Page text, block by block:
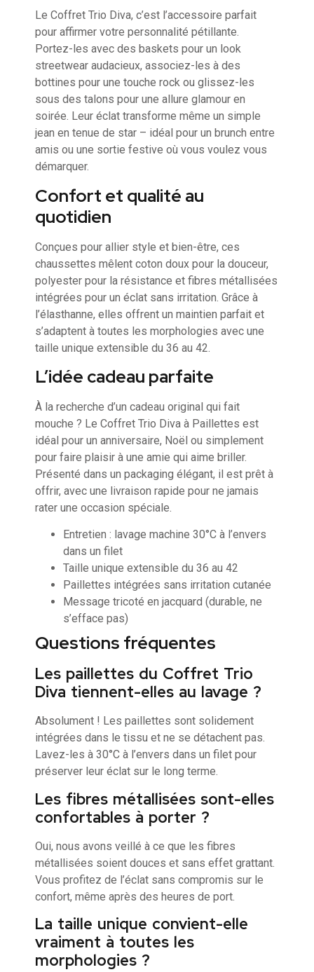
Le Coffret Trio Diva, c’est l’accessoire parfait
pour affirmer votre personnalité pétillante.
Portez-les avec des baskets pour un look
streetwear audacieux, associez-les à des
bottines pour une touche rock ou glissez-les
sous des talons pour une allure glamour en
soirée. Leur éclat transforme même un simple
jean en tenue de star – idéal pour un brunch entre
amis ou une sortie festive où vous voulez vous
démarquer.
Confort et qualité au
quotidien
Conçues pour allier style et bien-être, ces
chaussettes mêlent coton doux pour la douceur,
polyester pour la résistance et fibres métallisées
intégrées pour un éclat sans irritation. Grâce à
l’élasthanne, elles offrent un maintien parfait et
s’adaptent à toutes les morphologies avec une
taille unique extensible du 36 au 42.
L’idée cadeau parfaite
À la recherche d’un cadeau original qui fait
mouche ? Le Coffret Trio Diva à Paillettes est
idéal pour un anniversaire, Noël ou simplement
pour faire plaisir à une amie qui aime briller.
Présenté dans un packaging élégant, il est prêt à
offrir, avec une livraison rapide pour ne jamais
rater une occasion spéciale.
Entretien : lavage machine 30°C à l’envers
dans un filet
Taille unique extensible du 36 au 42
Paillettes intégrées sans irritation cutanée
Message tricoté en jacquard (durable, ne
s’efface pas)
Questions fréquentes
Les paillettes du Coffret Trio
Diva tiennent-elles au lavage ?
Absolument ! Les paillettes sont solidement
intégrées dans le tissu et ne se détachent pas.
Lavez-les à 30°C à l’envers dans un filet pour
préserver leur éclat sur le long terme.
Les fibres métallisées sont-elles
confortables à porter ?
Oui, nous avons veillé à ce que les fibres
métallisées soient douces et sans effet grattant.
Vous profitez de l’éclat sans compromis sur le
confort, même après des heures de port.
La taille unique convient-elle
vraiment à toutes les
morphologies ?